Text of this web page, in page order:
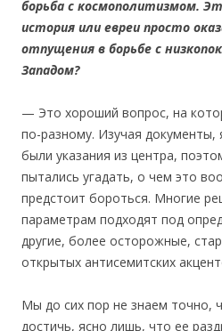
борьба с космополитизмом.
история или евреи просто
отпущения в борьбе с
Западом?
— Это хороший вопрос, на
по-разному. Изучая
были указания из центра,
пытались угадать, о чем это
предстоит бороться. Многие
параметрам подходят под
другие, более осторожные,
открытых антисемитских
Мы до сих пор не знаем точно,
достичь, ясно лишь, что ее